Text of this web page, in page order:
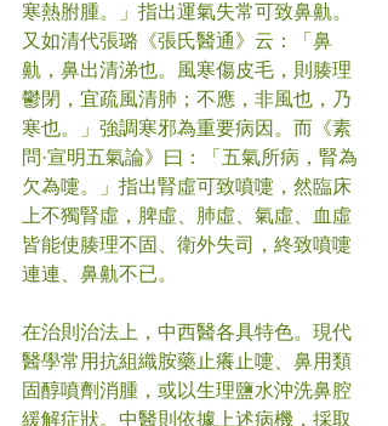
寒熱胕腫。」指出運氣失常可致鼻鼽。
又如清代張璐《張氏醫通》云：「鼻
鼽，鼻出清涕也。風寒傷皮毛，則腠理
鬱閉，宜疏風清肺；不應，非風也，乃
寒也。」強調寒邪為重要病因。而《素
問·宣明五氣論》曰：「五氣所病，腎為
欠為嚏。」指出腎虛可致噴嚏，然臨床
上不獨腎虛，脾虛、肺虛、氣虛、血虛
皆能使腠理不固、衛外失司，終致噴嚏
連連、鼻鼽不已。
在治則治法上，中西醫各具特色。現代
醫學常用抗組織胺藥止癢止嚏、鼻用類
固醇噴劑消腫，或以生理鹽水沖洗鼻腔
緩解症狀。中醫則依據上述病機，採取